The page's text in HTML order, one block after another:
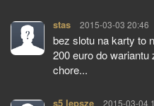
stas pisze:
2015-03-03 20:46
bez slotu na karty to
200 euro do
chore...
s5 lepsze pisze:
2015-03-04